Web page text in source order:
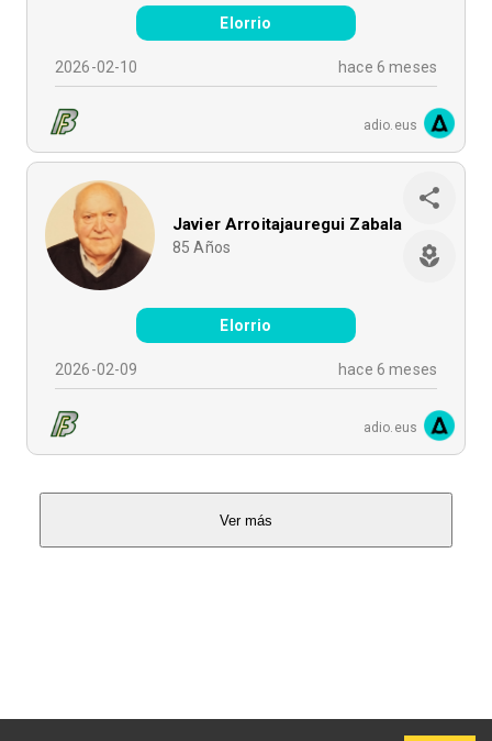
Elorrio
2026-02-10 hace 6 meses
adio.eus
Javier Arroitajauregui Zabala
85 Años
Elorrio
2026-02-09 hace 6 meses
adio.eus
Ver más